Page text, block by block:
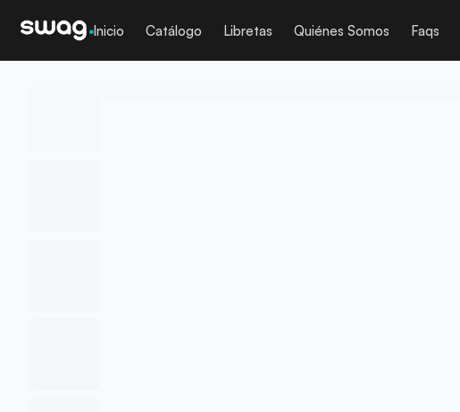
Inicio Catálogo Libretas Quiénes Somos Faqs